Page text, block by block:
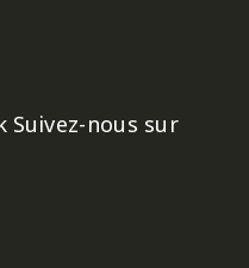
Suivez-nous sur